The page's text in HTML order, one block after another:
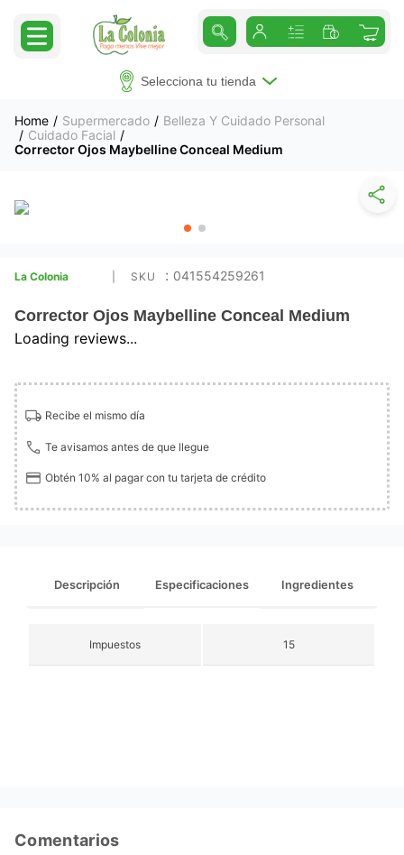
Selecciona tu tienda
Supermercado
Belleza Y Cuidado Personal
Cuidado Facial
Corrector Ojos Maybelline Conceal Medium
La Colonia : 041554259261
Corrector Ojos Maybelline Conceal Medium
Loading reviews...
Recibe el mismo día
Te avisamos antes de que llegue
Obtén 10% al pagar con tu tarjeta de crédito
Descripción Especificaciones Ingredientes
Impuestos 15
Comentarios